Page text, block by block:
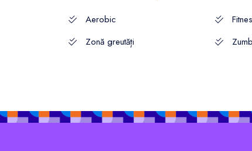
Aerobic
Zonă greutăți